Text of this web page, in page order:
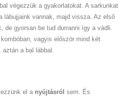
végezzük a gyakorlatokat. A sarkunkat
lábujjaink vannak, majd vissza. Az első
de gyorsan be tud durranni így a vádli.
vagyis először mind két
a bal lábbal.
el a nyújtásról sem. És